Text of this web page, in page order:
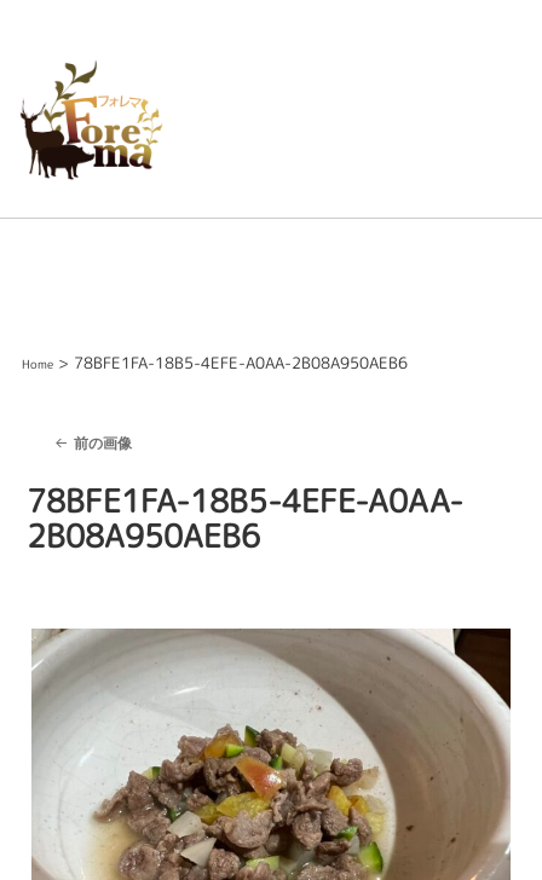
Home> 78BFE1FA-18B5-4EFE-A0AA-2B08A950AEB6
前の画像
78BFE1FA-18B5-4EFE-A0AA-
2B08A950AEB6